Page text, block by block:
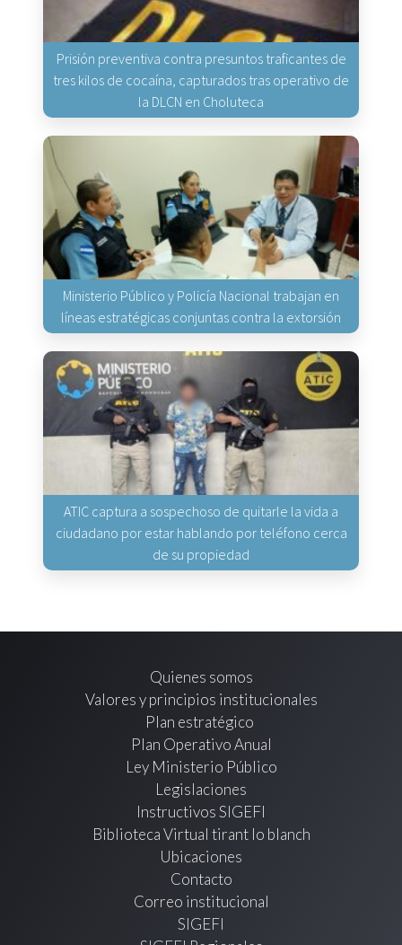
Prisión preventiva contra presuntos traficantes de
tres kilos de cocaína, capturados tras operativo de
la DLCN en Choluteca
Ministerio Público y Policía Nacional trabajan en
líneas estratégicas conjuntas contra la extorsión
ATIC captura a sospechoso de quitarle la vida a
ciudadano por estar hablando por teléfono cerca
de su propiedad
Quienes somos
Valores y principios institucionales
Plan estratégico
Plan Operativo Anual
Ley Ministerio Público
Legislaciones
Instructivos SIGEFI
Biblioteca Virtual tirant lo blanch
Ubicaciones
Contacto
Correo institucional
SIGEFI